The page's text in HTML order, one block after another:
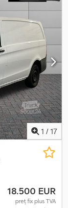
1 / 17
18.500 EUR
preț fix plus TVA